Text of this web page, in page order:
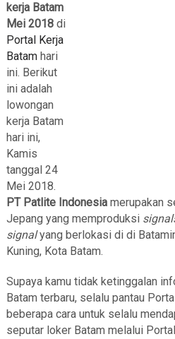
kerja Batam
Mei 2018di
Portal Kerja
Batamhari
ini. Berikut
ini adalah
lowongan
kerja Batam
hari ini,
Kamis
tanggal 24
Mei 2018.
PT Patlite Indonesiamerupakan
Jepang yang memproduksi
signalyang berlokasi di di
Kuning, Kota Batam.
Supaya kamu tidak ketinggalan
Batam terbaru, selalu pantau
beberapa cara untuk selalu
seputar loker Batam melalui